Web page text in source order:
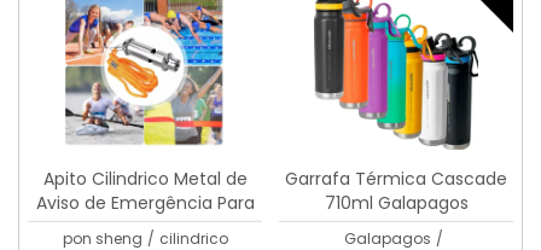
Apito Cilindrico Metal de
Aviso de Emergência Para
Salva Vidas e Largadas
pon sheng / cilindrico
Garrafa Térmica Cascade
710ml Galapagos
Galapagos /